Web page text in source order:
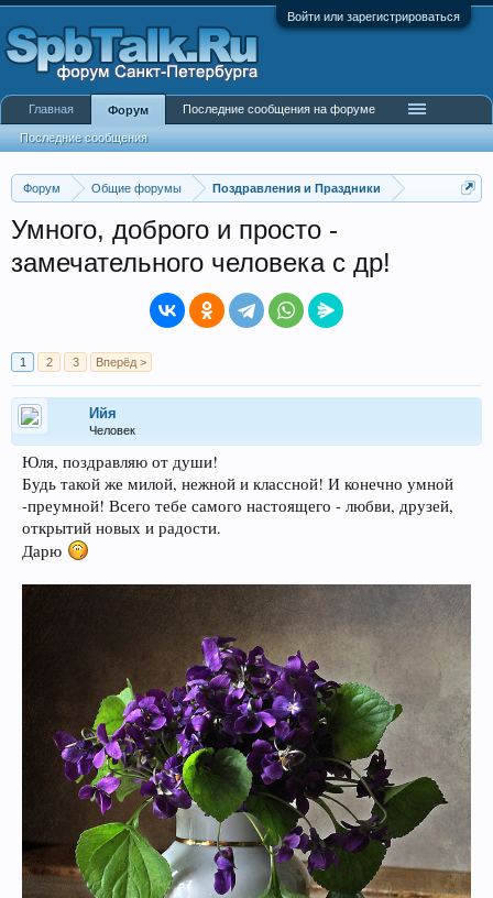
Войти или зарегистрироваться
Форум Общие форумы Поздравления и Праздники
Умного, доброго и просто -
замечательного человека с др!
1 2 3 Вперёд >
Ийя
Человек
Юля, поздравляю от души!
Будь такой же милой, нежной и классной! И конечно умной
-преумной! Всего тебе самого настоящего - любви, друзей,
открытий новых и радости.
Дарю
Главная Форум
Последние сообщения
Последние сообщения на форуме